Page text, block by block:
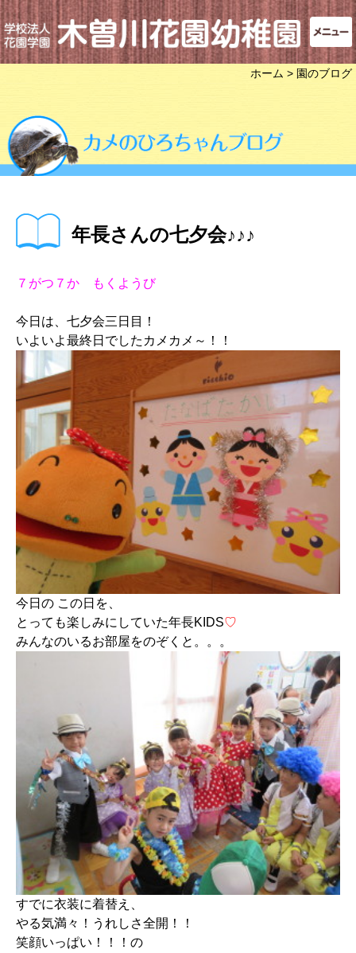
ホーム > 園のブログ
年長さんの七夕会♪♪♪
７がつ７か もくようび
今日は、七夕会三日目！
いよいよ最終日でしたカメカメ～！！
今日の この日を、
とっても楽しみにしていた年長KIDS♡
みんなのいるお部屋をのぞくと。。。
すでに衣装に着替え、
やる気満々！うれしさ全開！！
笑顔いっぱい！！！の